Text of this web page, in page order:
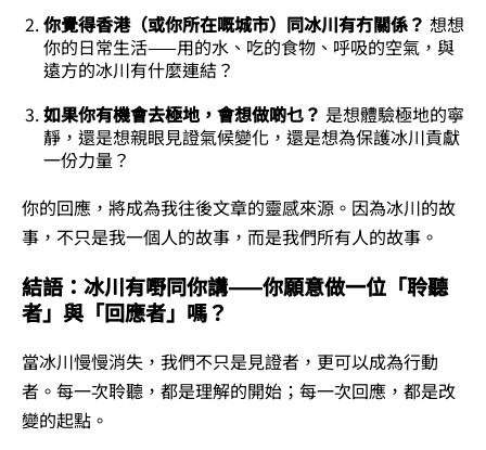
你覺得香港（或你所在嘅城市）同冰川有冇關係？ 想想
你的日常生活——用的水、吃的食物、呼吸的空氣，與
遠方的冰川有什麼連結？
如果你有機會去極地，會想做啲乜？ 是想體驗極地的寧
靜，還是想親眼見證氣候變化，還是想為保護冰川貢獻
一份力量？
你的回應，將成為我往後文章的靈感來源。因為冰川的故
事，不只是我一個人的故事，而是我們所有人的故事。
結語：冰川有嘢同你講——你願意做一位「聆聽
者」與「回應者」嗎？
當冰川慢慢消失，我們不只是見證者，更可以成為行動
者。每一次聆聽，都是理解的開始；每一次回應，都是改
變的起點。